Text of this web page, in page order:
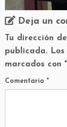
Deja un
Tu dirección
publicada.
marcados con *
Comentario *